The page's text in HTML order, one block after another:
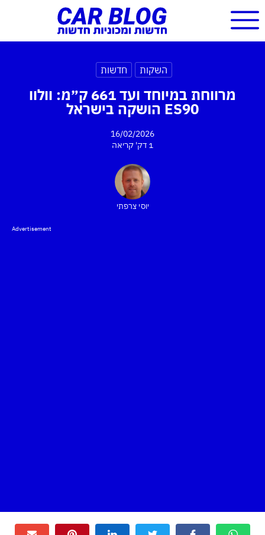
השקות חדשות
מרווחת במיוחד ועד 661 ק״מ: וולוו
ES90 הושקה בישראל
16/02/2026
1 דק'
קריאה
יוסי צרפתי
Advertisement